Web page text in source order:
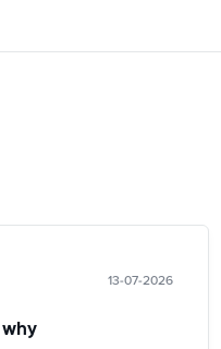
13-07-2026